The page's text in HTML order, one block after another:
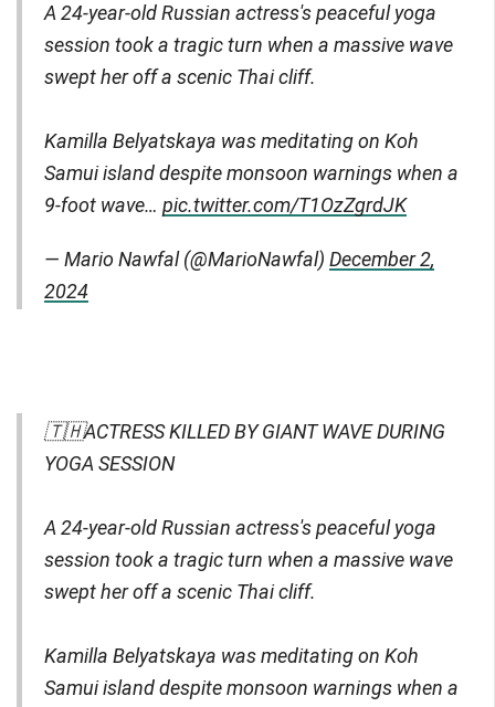
A 24-year-old Russian actress's peaceful yoga
session took a tragic turn when a massive wave
swept her off a scenic Thai cliff.
Kamilla Belyatskaya was meditating on Koh
Samui island despite monsoon warnings when a
9-foot wave… pic.twitter.com/T1OzZgrdJK
— Mario Nawfal (@MarioNawfal) December 2,
2024
🇹🇭ACTRESS KILLED BY GIANT WAVE DURING
YOGA SESSION
A 24-year-old Russian actress's peaceful yoga
session took a tragic turn when a massive wave
swept her off a scenic Thai cliff.
Kamilla Belyatskaya was meditating on Koh
Samui island despite monsoon warnings when a